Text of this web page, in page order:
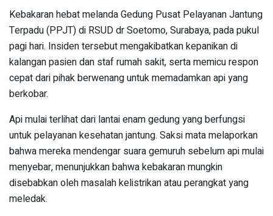
Kebakaran hebat melanda Gedung Pusat Pelayanan Jantung
Terpadu (PPJT) di RSUD dr Soetomo, Surabaya, pada pukul
pagi hari. Insiden tersebut mengakibatkan kepanikan di
kalangan pasien dan staf rumah sakit, serta memicu respon
cepat dari pihak berwenang untuk memadamkan api yang
berkobar.
Api mulai terlihat dari lantai enam gedung yang berfungsi
untuk pelayanan kesehatan jantung. Saksi mata melaporkan
bahwa mereka mendengar suara gemuruh sebelum api mulai
menyebar, menunjukkan bahwa kebakaran mungkin
disebabkan oleh masalah kelistrikan atau perangkat yang
meledak.